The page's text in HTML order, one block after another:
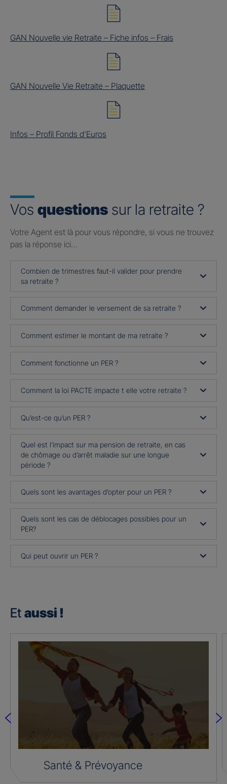
GAN Nouvelle vie Retraite – Fiche infos – Frais
GAN Nouvelle Vie Retraite – Plaquette
Infos – Profil Fonds d’Euros
Vos questions sur la retraite ?
Votre Agent est là pour vous répondre, si vous ne trouvez
pas la réponse ici…
Combien de trimestres faut-il valider pour prendre
sa retraite ?
Comment demander le versement de sa retraite ?
Comment estimer le montant de ma retraite ?
Comment fonctionne un PER ?
Comment la loi PACTE impacte t elle votre retraite ?
Qu’est-ce qu’un PER ?
Quel est l’impact sur ma pension de retraite, en cas
de chômage ou d’arrêt maladie sur une longue
période ?
Quels sont les avantages d’opter pour un PER ?
Quels sont les cas de déblocages possibles pour un
PER?
Qui peut ouvrir un PER ?
Et aussi !
Santé & Prévoyance